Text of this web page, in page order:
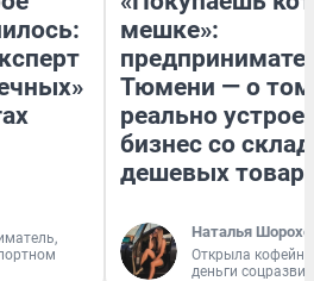
мешке»:
Тюмени — о
реально
бизнес со
дешевых
Наталья
Открыла
деньги